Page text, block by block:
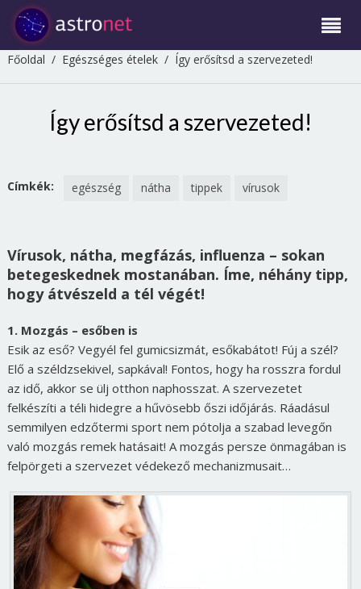
Főoldal / Egészséges ételek/ Így erősítsd a szervezeted!
Így erősítsd a szervezeted!
Címkék: egészség nátha tippek vírusok
Vírusok, nátha, megfázás, influenza – sokan
betegeskednek mostanában. Íme, néhány tipp,
hogy átvészeld a tél végét!
1. Mozgás – esőben is
Esik az eső? Vegyél fel gumicsizmát, esőkabátot! Fúj a szél?
Elő a széldzsekivel, sapkával! Fontos, hogy ha rosszra fordul
az idő, akkor se ülj otthon naphosszat. A szervezetet
felkészíti a téli hidegre a hűvösebb őszi időjárás. Ráadásul
semmilyen edzőtermi sport nem pótolja a szabad levegőn
való mozgás remek hatásait! A mozgás persze önmagában is
felpörgeti a szervezet védekező mechanizmusait…